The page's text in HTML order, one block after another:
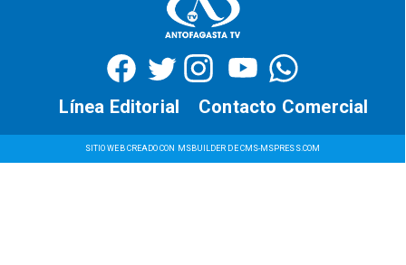
SITIO WEB CREADO CON MSBUILDER DE CMS-MSPRESS.COM
Contacto Comercial
Línea Editorial